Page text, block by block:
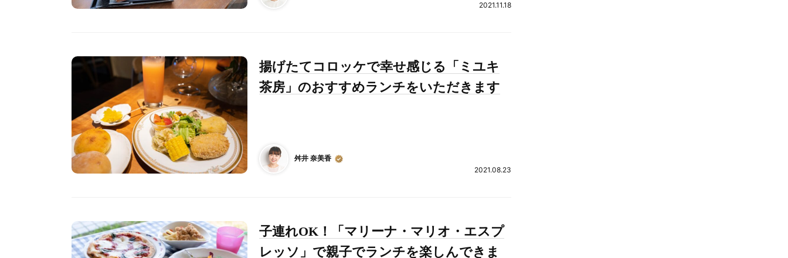
2021.11.18
揚げたてコロッケで幸せ感じる「ミユキ
茶房」のおすすめランチをいただきます
舛井 奈美香
2021.08.23
子連れOK！「マリーナ・マリオ・エスプ
レッソ」で親子でランチを楽しんできま